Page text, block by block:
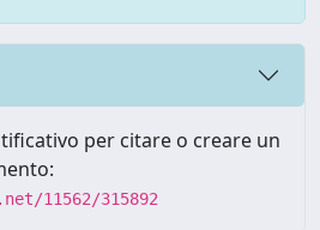
per citare o creare un
11562/315892